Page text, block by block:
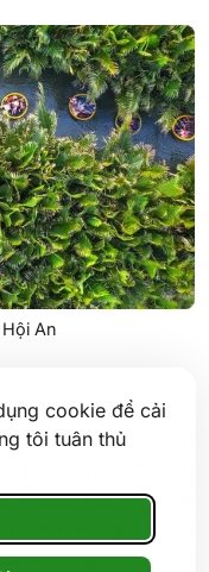
cookie để cải
tôi tuân thủ
An
lịch sử với hơn 70
UNESCO công
địa Mỹ Sơn
từng giai đoạn
Vì vậy, nó được